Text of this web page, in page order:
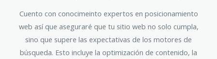
Cuento con conocimeinto expertos en posicionamiento
web así que aseguraré que tu sitio web no solo cumpla,
sino que supere las expectativas de los motores de
búsqueda. Esto incluye la optimización de contenido, la